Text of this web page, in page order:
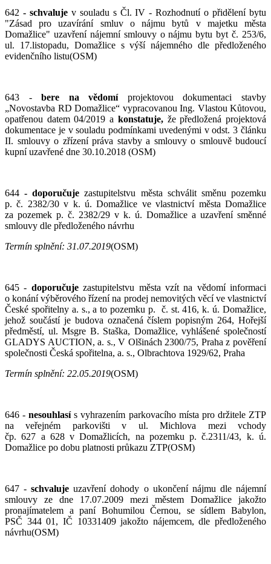
642 - schvalujev souladu s Čl. IV - Rozhodnutí o přidělení bytu
"Zásad pro uzavírání smluv o nájmu bytů v majetku města
Domažlice" uzavření nájemní smlouvy o nájmu bytu byt č. 253/6,
ul. 17.listopadu, Domažlice s výší nájemného dle předloženého
evidenčního listu(OSM)
643 -bere na vědomíprojektovou dokumentaci stavby
„Novostavba RD Domažlice“ vypracovanou Ing. Vlastou Kůtovou,
opatřenou datem 04/2019 a konstatuje, že předložená projektová
dokumentace je v souladu podmínkami uvedenými v odst. 3 článku
II. smlouvy o zřízení práva stavby a smlouvy o smlouvě budoucí
kupní uzavřené dne 30.10.2018 (OSM)
644- doporučuje zastupitelstvu města schválit směnu pozemku
p. č. 2382/30 v k. ú. Domažlice ve vlastnictví města Domažlice
za pozemek p. č. 2382/29 v k. ú. Domažlice a uzavření směnné
smlouvy dle předloženého návrhu
Termín splnění: 31.07.2019(OSM)
645 - doporučujezastupitelstvu města vzít na vědomí informaci
o konání výběrového řízení na prodej nemovitých věcí ve vlastnictví
České spořitelny a. s., a to pozemku p. č. st. 416, k. ú. Domažlice,
jehož součástí je budova označená číslem popisným 264, Hořejší
předměstí, ul. Msgre B. Staška, Domažlice, vyhlášené společností
GLADYS AUCTION, a. s., V Olšinách 2300/75, Praha z pověření
společnosti Česká spořitelna, a. s., Olbrachtova 1929/62, Praha
Termín splnění: 22.05.2019(OSM)
646 -nesouhlasís vyhrazením parkovacího místa pro držitele ZTP
na veřejném parkovišti v ul. Michlova mezi vchody
čp. 627 a 628 v Domažlicích, na pozemku p. č.2311/43, k. ú.
Domažlice po dobu platnosti průkazu ZTP(OSM)
647 -schvaluje uzavření dohody o ukončení nájmu dle nájemní
smlouvy ze dne 17.07.2009 mezi městem Domažlice jakožto
pronajímatelem a paní Bohumilou Černou, se sídlem Babylon,
PSČ 344 01, IČ 10331409 jakožto nájemcem, dle předloženého
návrhu(OSM)